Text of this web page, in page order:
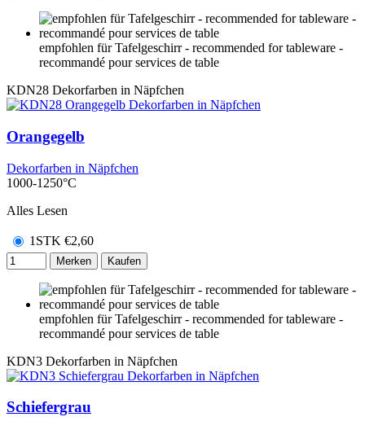
empfohlen für Tafelgeschirr - recommended for tableware -
recommandé pour services de table
KDN28 Dekorfarben in Näpfchen
Orangegelb
Dekorfarben in Näpfchen
1000-1250°C
Alles Lesen
1STK €2,60
Merken Kaufen
empfohlen für Tafelgeschirr - recommended for tableware -
recommandé pour services de table
KDN3 Dekorfarben in Näpfchen
Schiefergrau